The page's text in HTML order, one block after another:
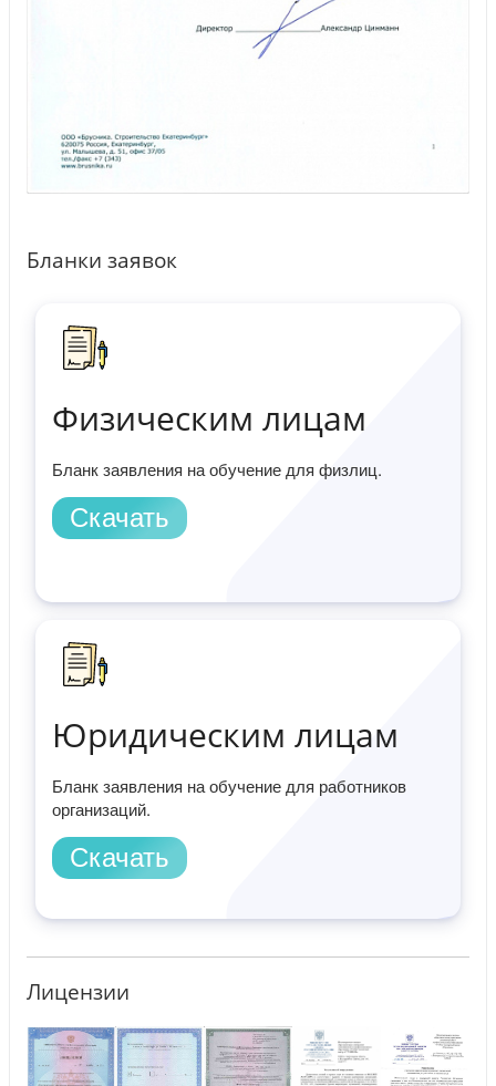
Бланки заявок
Физическим лицам
Бланк заявления на обучение для физлиц.
Скачать
Юридическим лицам
Бланк заявления на обучение для работников
организаций.
Скачать
Лицензии